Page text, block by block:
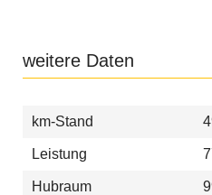
weitere Daten
km-Stand
Leistung
Hubraum